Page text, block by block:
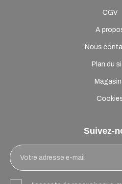
CGV
A
Nous
Plan du
Suivez-